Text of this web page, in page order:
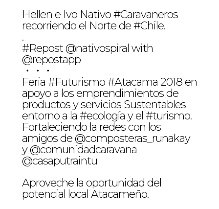
Hellen e Ivo Nativo #Caravaneros
recorriendo el Norte de #Chile.
.
#Repost @nativospiral with
@repostapp
・・・
Feria #Futurismo #Atacama 2018 en
apoyo a los emprendimientos de
productos y servicios Sustentables
entorno a la #ecología y el #turismo.
Fortaleciendo la redes con los
amigos de @composteras_runakay
y @comunidadcaravana
@casaputraintu
Aproveche la oportunidad del
potencial local Atacameño.